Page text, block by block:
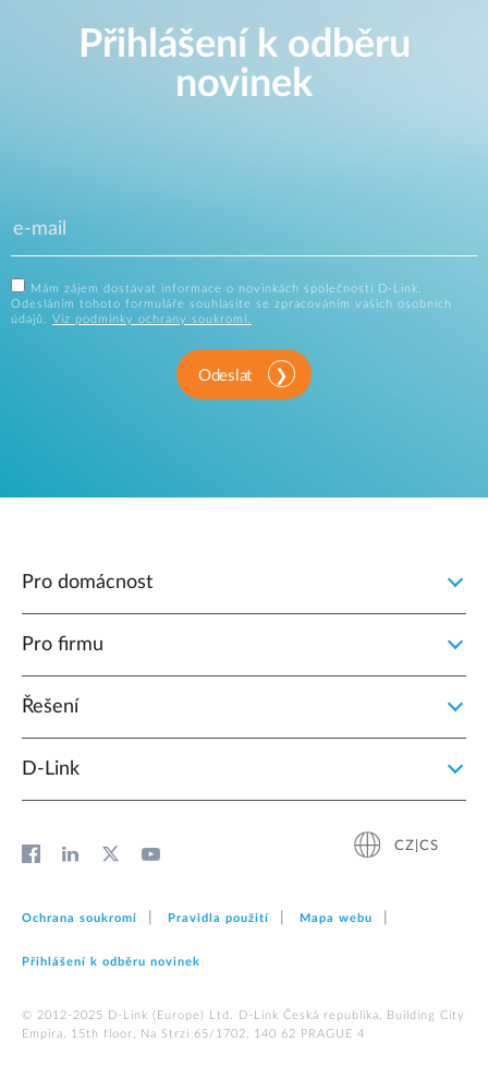
Přihlášení k odběru
novinek
Mám zájem dostávat informace o novinkách společnosti D-Link.
Odesláním tohoto formuláře souhlasíte se zpracováním vašich osobních
údajů. Viz podmínky ochrany soukromí.
Odeslat
Pro domácnost
Pro firmu
Řešení
D‑Link
CZ|CS
Ochrana soukromí Pravidla použití Mapa webu
Přihlášení k odběru novinek
© 2012‑2025 D‑Link (Europe) Ltd. D-Link Česká republika, Building City
Empira, 15th floor, Na Strzi 65/1702, 140 62 PRAGUE 4